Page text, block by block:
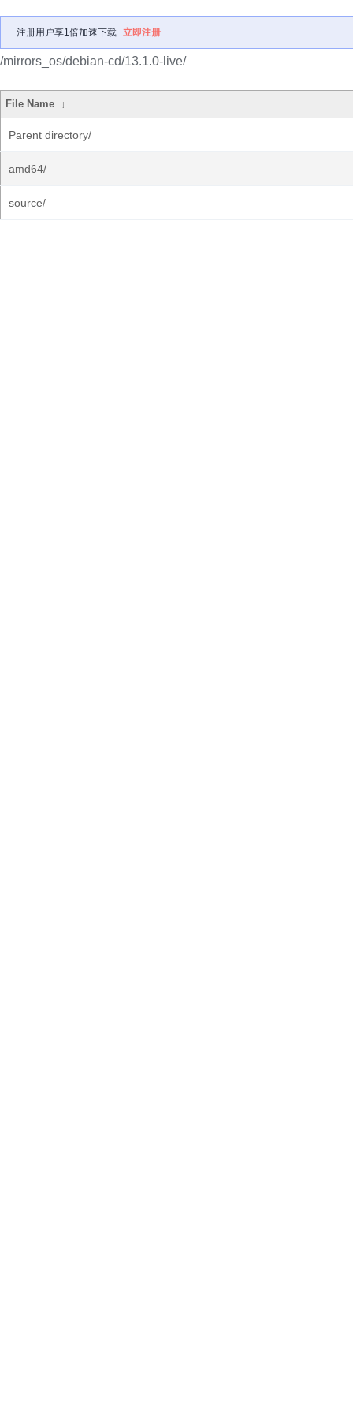
注册用户享1倍加速下载 立即注册
/mirrors_os/debian-cd/13.1.0-live/
File Name ↓
Parent directory/
amd64/
source/